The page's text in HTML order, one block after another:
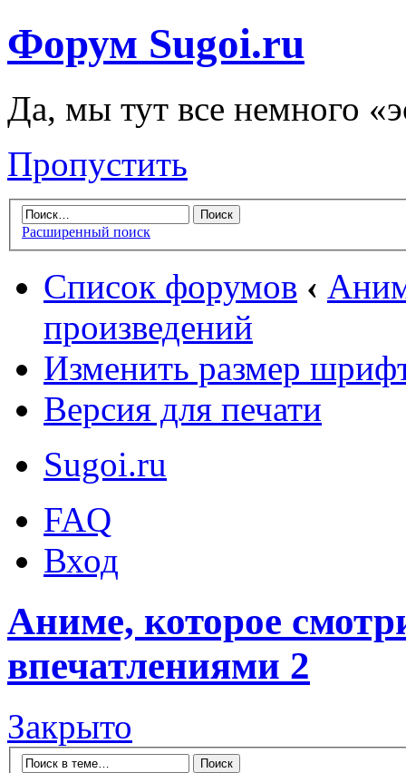
Форум Sugoi.ru
Да, мы тут все немного
Пропустить
Расширенный поиск
Список форумов ‹
произведений
Изменить размер
Версия для печати
Sugoi.ru
FAQ
Вход
Аниме, которое
впечатлениями 2
Закрыто